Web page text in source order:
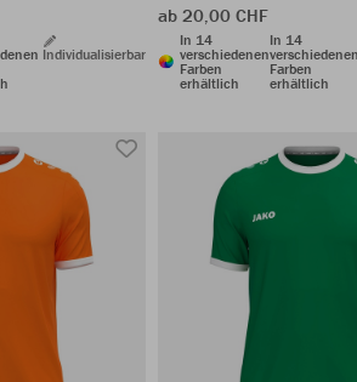
Individualisierbar
ab 20,00 CHF
In 14
verschiedenen
Farben
erhältlich
In 14
Farben
erhältlich